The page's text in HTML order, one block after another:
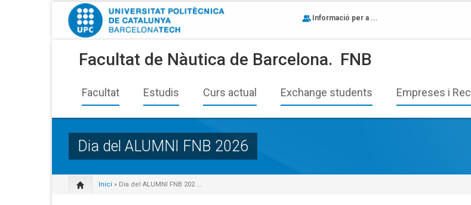
Informació per a ...
Facultat de Nàutica de Barcelona. FNB
Facultat Estudis Curs actual Exchange students Empreses i
Dia del ALUMNI FNB 2026
Inici » Dia del ALUMNI FNB 202 ...